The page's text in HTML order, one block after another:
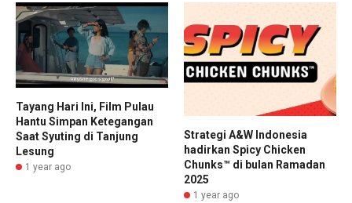
Tayang Hari Ini, Film Pulau
Hantu Simpan Ketegangan
Saat Syuting di Tanjung
Lesung
1 year ago
Strategi A&W Indonesia
hadirkan Spicy Chicken
Chunks™ di bulan Ramadan
2025
1 year ago